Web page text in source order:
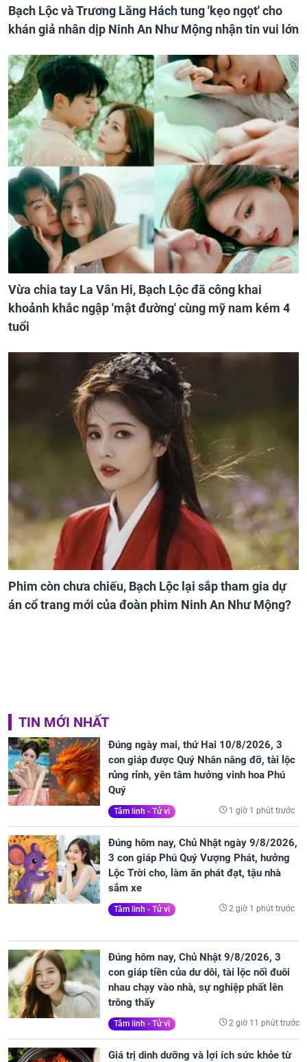
Bạch Lộc và Trương Lăng Hách tung 'kẹo ngọt' cho
khán giả nhân dịp Ninh An Như Mộng nhận tin vui lớn
Vừa chia tay La Vân Hi, Bạch Lộc đã công khai
khoảnh khắc ngập 'mật đường' cùng mỹ nam kém 4
tuổi
Phim còn chưa chiếu, Bạch Lộc lại sắp tham gia dự
án cổ trang mới của đoàn phim Ninh An Như Mộng?
TIN MỚI NHẤT
Đúng ngày mai, thứ Hai 10/8/2026, 3
con giáp được Quý Nhân nâng đỡ, tài lộc
rủng rỉnh, yên tâm hưởng vinh hoa Phú
Quý
Tâm linh - Tử vi 1 giờ 1 phút trước
Đúng hôm nay, Chủ Nhật ngày 9/8/2026,
3 con giáp Phú Quý Vượng Phát, hưởng
Lộc Trời cho, làm ăn phát đạt, tậu nhà
sắm xe
Tâm linh - Tử vi 2 giờ 1 phút trước
Đúng hôm nay, Chủ Nhật 9/8/2026, 3
con giáp tiền của dư dôi, tài lộc nối đuôi
nhau chạy vào nhà, sự nghiệp phất lên
trông thấy
Tâm linh - Tử vi 2 giờ 11 phút trước
Giá trị dinh dưỡng và lợi ích sức khỏe từ